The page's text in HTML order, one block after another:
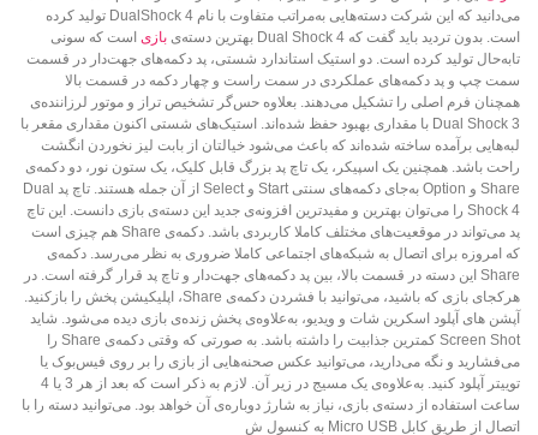
می‌دانید که این شرکت دسته‌هایی به‌مراتب متفاوت با نام DualShock 4 تولید کرده
است. بدون تردید باید گفت که Dual Shock 4 بهترین دسته‌ی
بازی است که سونی
تابه‌حال تولید کرده است. دو استیک استاندارد شستی، پد دکمه‌های جهت‌دار در قسمت
سمت چپ و پد دکمه‌های عملکردی در سمت راست و چهار دکمه در قسمت بالا
همچنان فرم اصلی را تشکیل می‌دهند. بعلاوه حس‌گر تشخیص تراز و موتور لرزاننده‌ی
Dual Shock 3 با مقداری بهبود حفظ شده‌اند. استیک‌های شستی اکنون مقداری مقعر با
لبه‌هایی برآمده ساخته شده‌اند که باعث می‌شود خیالتان از بابت لیز نخوردن انگشت
راحت باشد. همچنین یک اسپیکر، یک تاچ پد بزرگ قابل کلیک، یک ستون نور، دو دکمه‌ی
Share و Option به‌جای دکمه‌های سنتی Start و Select از آن جمله هستند. تاچ پد Dual
Shock 4 را می‌توان بهترین و مفیدترین افزونه‌ی جدید این دسته‌ی بازی دانست. این تاچ
پد می‌تواند در موقعیت‌های مختلف کاملا کاربردی باشد. دکمه‌ی Share هم چیزی است
که امروزه برای اتصال به شبکه‌های اجتماعی کاملا ضروری به نظر می‌رسد. دکمه‌ی
Share این دسته در قسمت بالا، بین پد دکمه‌های جهت‌دار و تاچ پد قرار گرفته است. در
هرکجای بازی که باشید، می‌توانید با فشردن دکمه‌ی Share، اپلیکیشن پخش را بازکنید.
آپشن های آپلود اسکرین شات و ویدیو، به‌علاوه‌ی پخش زنده‌ی بازی دیده می‌شود. شاید
Screen Shot کمترین جذابیت را داشته باشد. به صورتی که وقتی دکمه‌ی Share را
می‌فشارید و نگه می‌دارید، می‌توانید عکس صحنه‌هایی از بازی را بر روی فیس‌بوک یا
توییتر آپلود کنید. به‌علاوه‌ی یک مسیج در زیر آن. لازم به ذکر است که بعد از هر 3 یا 4
ساعت استفاده از دسته‌ی بازی، نیاز به شارژ دوباره‌ی آن خواهد بود. می‌توانید دسته را با
اتصال از طریق کابل Micro USB به کنسول ش